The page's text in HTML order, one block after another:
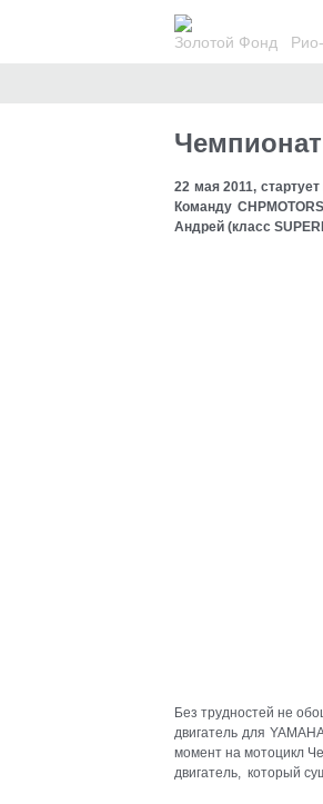
Золотой Фонд
22 мая 2011,
Команду
Андрей (класс
Без трудностей не
двигатель для
момент на мотоцикл
двигатель, который